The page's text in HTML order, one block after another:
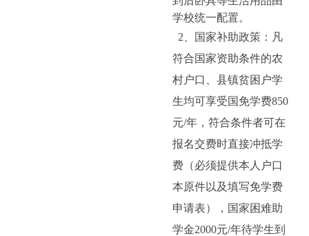
学校统一配置。
2 、国家补助政策：凡
符合国家资助条件的农
村户口、县镇贫困户学
生均可享受国免学费850
元/年，符合条件者可在
报名交费时直接冲抵学
费（必须提供本人户口
本原件以及填写免学费
申请表），国家困难助
学金2000元/年待学生到